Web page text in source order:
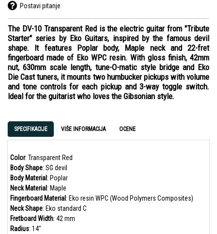
Postavi pitanje
The DV-10 Transparent Red is the electric guitar from "Tribute
Starter" series by Eko Guitars, inspired by the famous devil
shape. It features Poplar body, Maple neck and 22-fret
fingerboard made of Eko WPC resin. With gloss finish, 42mm
nut, 630mm scale length, tune-O-matic style bridge and Eko
Die Cast tuners, it mounts two humbucker pickups with volume
and tone controls for each pickup and 3-way toggle switch.
Ideal for the guitarist who loves the Gibsonian style.
SPECIFIKACIJE VIŠE INFORMACIJA OCENE
Color: Transparent Red
Body Shape: SG devil
Body Material : Poplar
Neck Material : Maple
Fingerboard Material : Eko resin WPC (Wood Polymers Composites)
Neck Shape: Eko standard C
Fretboard Width: 42 mm
Radius: 14"